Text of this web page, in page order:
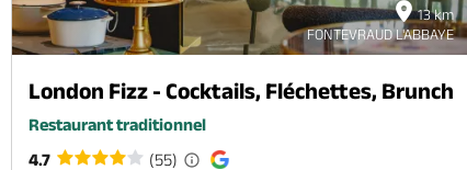
13 km
FONTEVRAUD L'ABBAYE
London Fizz - Cocktails, Fléchettes, Brunch
Restaurant traditionnel
4.7
(55)